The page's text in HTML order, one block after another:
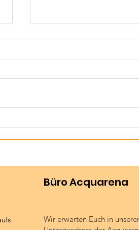
Kinderwettkampf in
Meran
Büro Acquarena
Wir erwarten Euch in